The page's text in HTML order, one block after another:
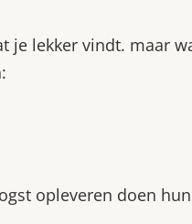
je lekker vindt. maar
opleveren doen